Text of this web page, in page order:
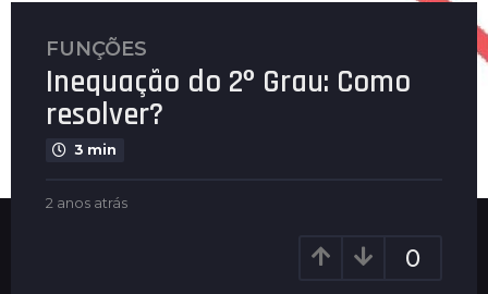
2
a
o
s
t
FUNÇÕES
Inequação do 2º Grau: Como
resolver?
3 min
b
2 anos atrás
0